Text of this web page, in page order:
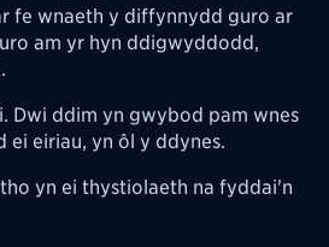
fe wnaeth y diffynnydd guro ar
am yr hyn ddigwyddodd,
Dwi ddim yn gwybod pam wnes
ei eiriau, yn ôl y ddynes.
yn ei thystiolaeth na fyddai'n